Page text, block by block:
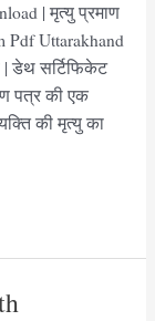
| मृत्यु प्रमाण
Pdf Uttarakhand
| डेथ सर्टिफिकेट
पत्र की एक
की मृत्यु का